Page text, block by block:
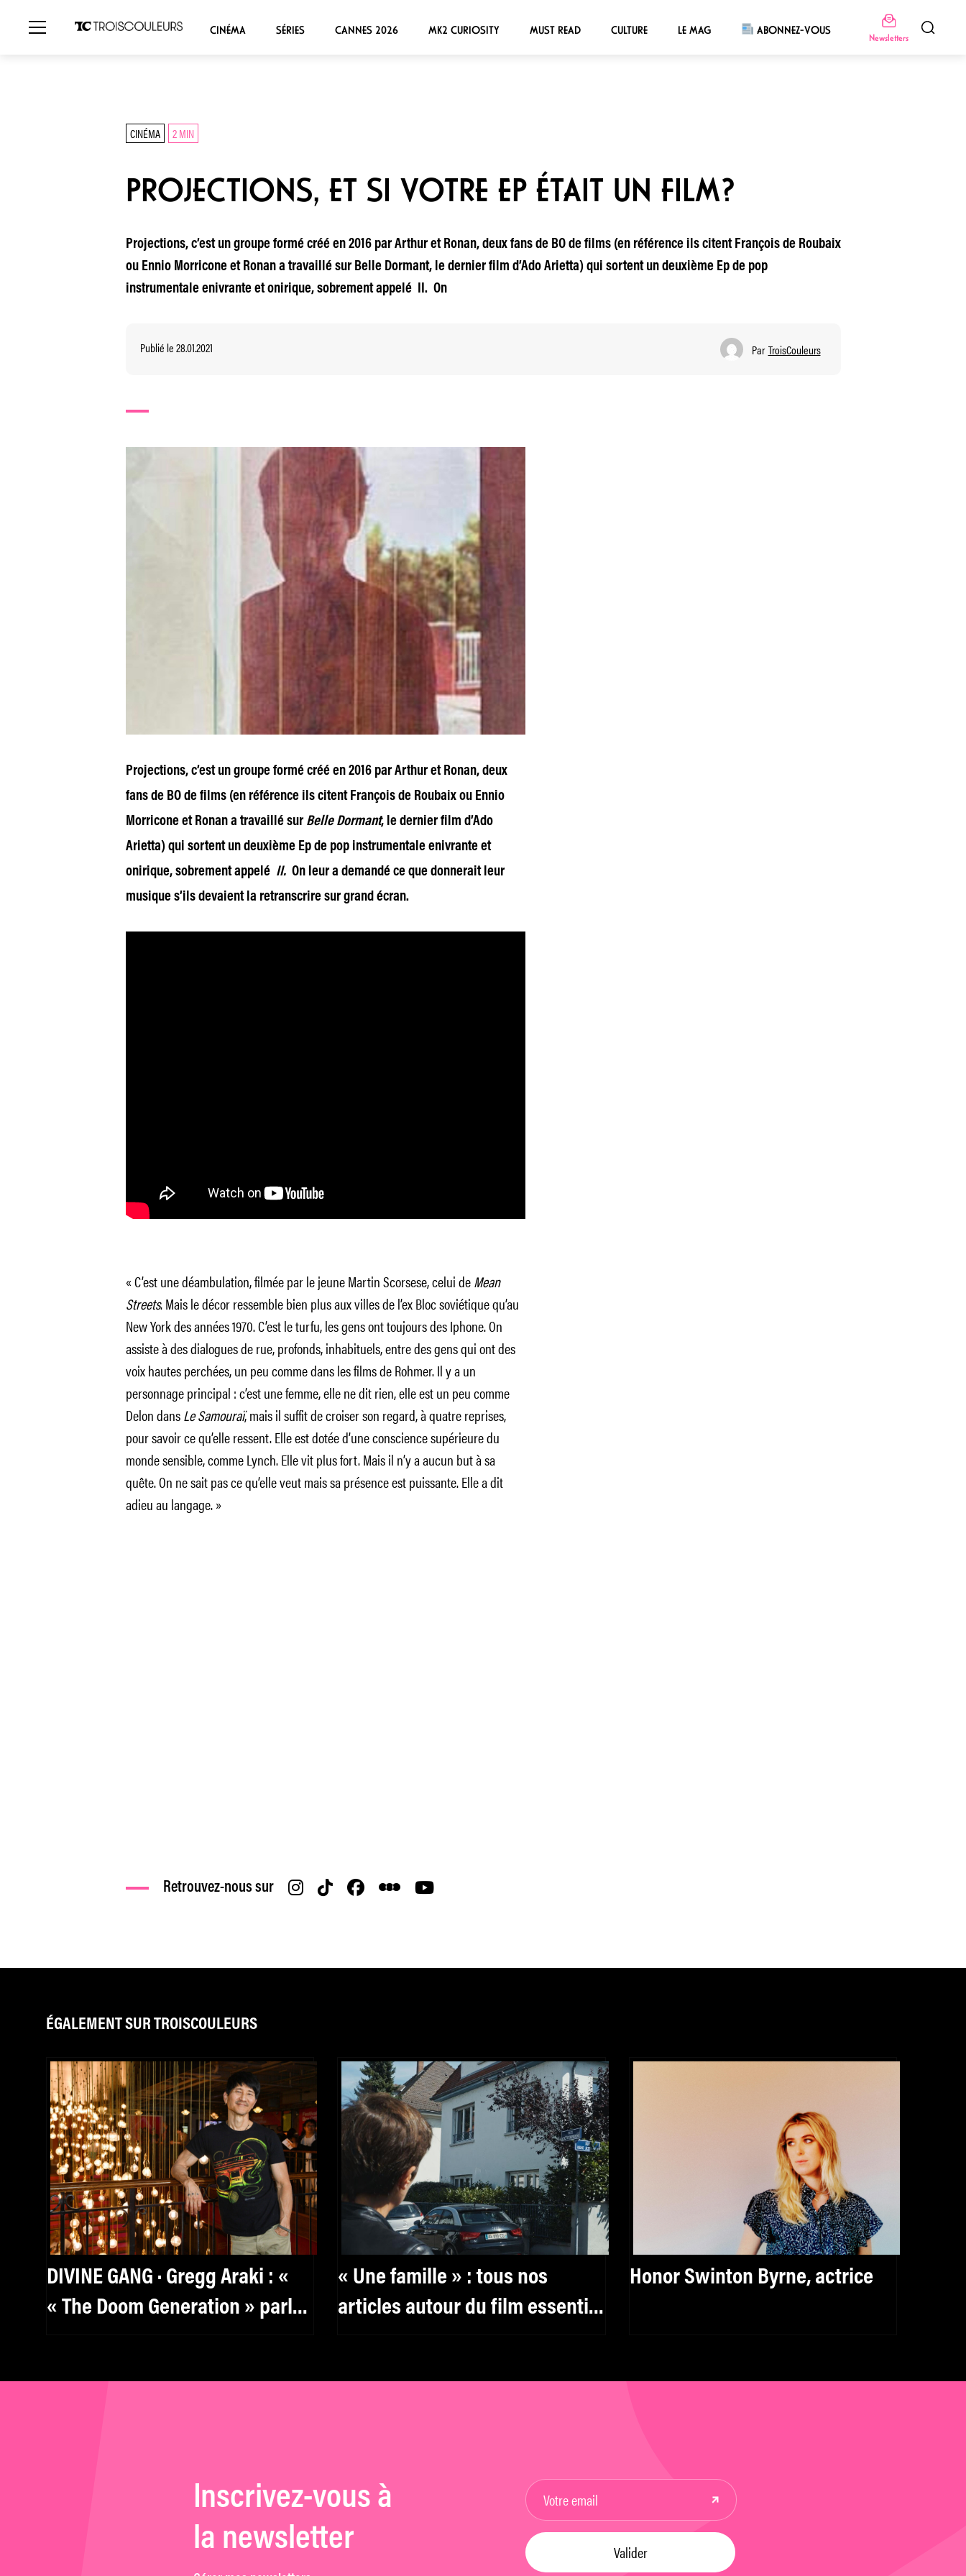
CINÉMA SÉRIES CANNES 2026 MK2 CURIOSITY MUST READ CULTURE LE MAG ABONNEZ-VOUS
Newsletters
CINÉMA 2 MIN
PROJECTIONS, ET SI VOTRE EP ÉTAIT UN FILM?
Projections, c’est un groupe formé créé en 2016 par Arthur et Ronan, deux fans de BO de films (en référence ils citent François de Roubaix
ou Ennio Morricone et Ronan a travaillé sur Belle Dormant, le dernier film d’Ado Arietta) qui sortent un deuxième Ep de pop
instrumentale enivrante et onirique, sobrement appelé II. On
Publié le 28.01.2021 Par TroisCouleurs
Projections, c’est un groupe formé créé en 2016 par Arthur et Ronan, deux
fans de BO de films (en référence ils citent François de Roubaix ou Ennio
Morricone et Ronan a travaillé sur Belle Dormant, le dernier film d’Ado
Arietta) qui sortent un deuxième Ep de pop instrumentale enivrante et
onirique, sobrement appelé II.On leur a demandé ce que donnerait leur
musique s’ils devaient la retranscrire sur grand écran.
« C’est une déambulation, filmée par le jeune Martin Scorsese, celui deMean
Streets. Mais le décor ressemble bien plus aux villes de l’ex Bloc soviétique qu’au
New York des années 1970. C’est le turfu, les gens ont toujours des Iphone. On
assiste à des dialogues de rue, profonds, inhabituels, entre des gens qui ont des
voix hautes perchées, un peu comme dans les films de Rohmer. Il y a un
personnage principal : c’est une femme, elle ne dit rien, elle est un peu comme
Delon dansLe Samouraï, mais il suffit de croiser son regard, à quatre reprises,
pour savoir ce qu’elle ressent. Elle est dotée d’une conscience supérieure du
monde sensible, comme Lynch. Elle vit plus fort. Mais il n’y a aucun but à sa
quête. On ne sait pas ce qu’elle veut mais sa présence est puissante. Elle a dit
adieu au langage. »
Retrouvez-nous sur
ÉGALEMENT SUR TROISCOULEURS
DIVINE GANG · Gregg Araki : «
« The Doom Generation » parle
« Une famille » : tous nos
articles autour du film essentiel
Honor Swinton Byrne, actrice
Inscrivez-vous à
la newsletter